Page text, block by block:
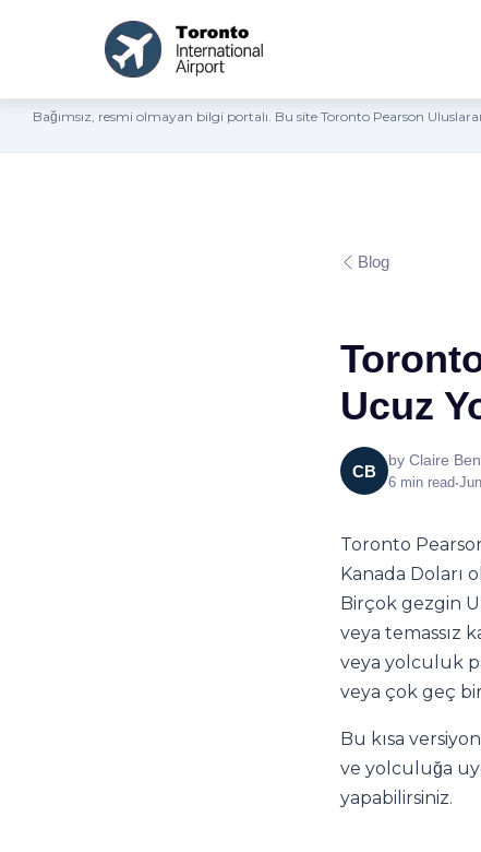
Bağımsız, resmi olmayan bilgi portalı. Bu site Toronto Pearson
Blog
Ucuz
CB
by Claire
6 min read•
Toronto
Kanada Doları
Birçok gezgin
veya temassız
veya yolculuk
veya çok geç
Bu kısa
ve yolculuğa
yapabilirsiniz.